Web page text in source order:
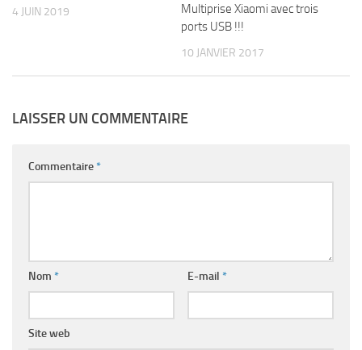
4 JUIN 2019
Multiprise Xiaomi avec trois
ports USB !!!
10 JANVIER 2017
LAISSER UN COMMENTAIRE
Commentaire*
Nom * E-mail *
Site web